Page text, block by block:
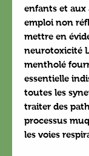
enfants et aux
emploi non
mettre en
neurotoxicité
mentholé
essentielle
toutes les
traiter des
processus
les voies